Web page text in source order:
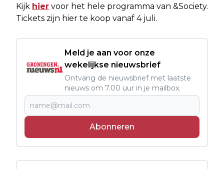
Kijk hier voor het hele programma van &Society.
Tickets zijn hier te koop vanaf 4 juli.
Meld je aan voor onze
wekelijkse nieuwsbrief
Ontvang de nieuwsbrief met laatste
nieuws om 7.00 uur in je mailbox.
Abonneren